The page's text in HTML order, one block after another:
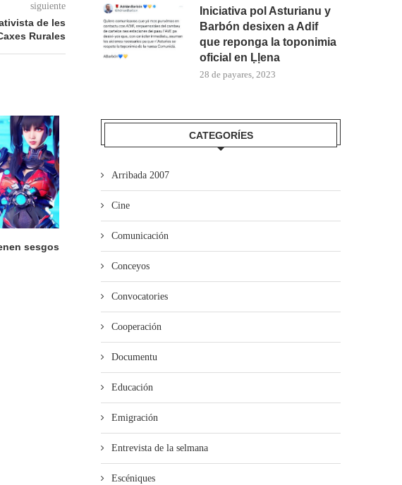
siguiente
de les
Rurales
sesgos
escolares de 12...
Iniciativa pol Asturianu y
Barbón desixen a Adif
que reponga la toponimia
oficial en Ḷḷena
28 de payares, 2023
CATEGORÍES
Arribada 2007
Cine
Comunicación
Conceyos
Convocatories
Cooperación
Documentu
Educación
Emigración
Entrevista de la selmana
Escéniques